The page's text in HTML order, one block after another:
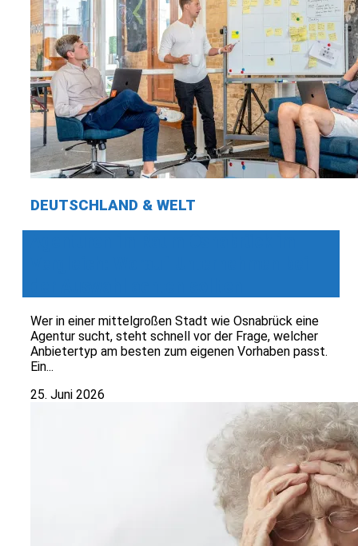
DEUTSCHLAND & WELT
Wer in einer mittelgroßen Stadt wie Osnabrück eine
Agentur sucht, steht schnell vor der Frage, welcher
Anbietertyp am besten zum eigenen Vorhaben passt.
Ein...
25. Juni 2026